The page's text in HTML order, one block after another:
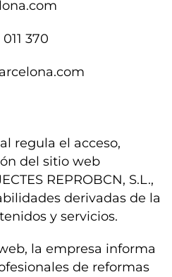
370
regula el acceso,
del sitio web
REPROBCN, S.L.,
derivadas de la
y servicios.
la empresa informa
de reformas